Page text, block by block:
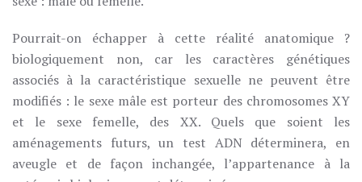
Pourrait-on échapper à cette réalité anatomique ?
biologiquement non, car les caractères génétiques
associés à la caractéristique sexuelle ne peuvent être
modifiés : le sexe mâle est porteur des chromosomes XY
et le sexe femelle, des XX. Quels que soient les
aménagements futurs, un test ADN déterminera, en
aveugle et de façon inchangée, l’appartenance à la